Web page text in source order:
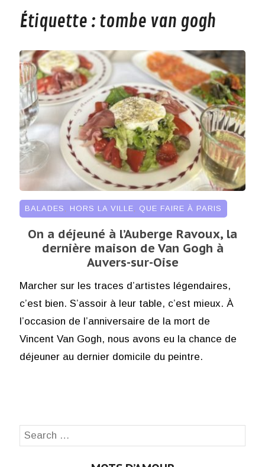
Étiquette : tombe van gogh
BALADES HORS LA VILLE QUE FAIRE À PARIS
On a déjeuné à l’Auberge Ravoux, la
dernière maison de Van Gogh à
Auvers-sur-Oise
Marcher sur les traces d’artistes légendaires,
c’est bien. S’assoir à leur table, c’est mieux. À
l’occasion de l’anniversaire de la mort de
Vincent Van Gogh, nous avons eu la chance de
déjeuner au dernier domicile du peintre.
Search